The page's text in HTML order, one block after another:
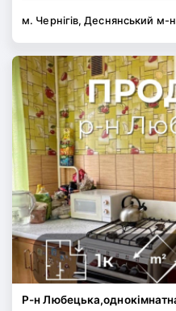
м. Чернігів, Деснянський м-н
Р-н